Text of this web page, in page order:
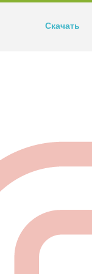
Скачать